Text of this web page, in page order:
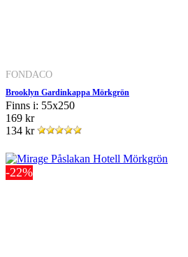
FONDACO
Brooklyn Gardinkappa Mörkgrön
Finns i: 55x250
169 kr
134 kr
-22%